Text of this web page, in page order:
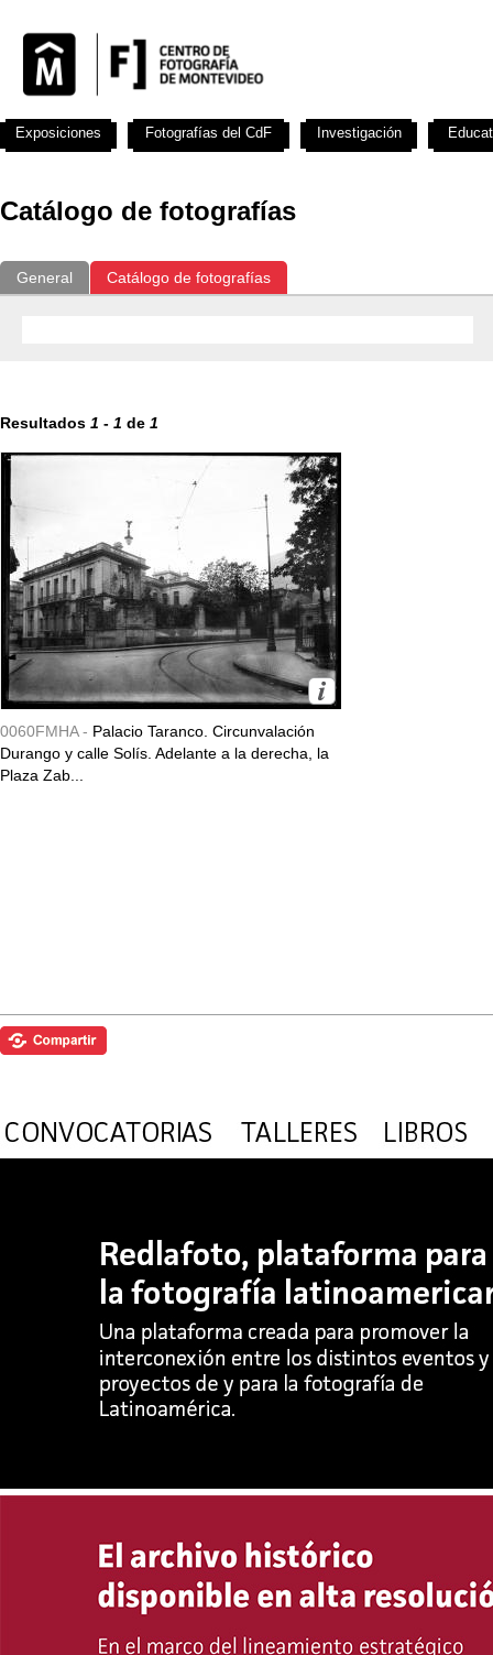
Catálogo de fotografías
General Catálogo de fotografías
Resultados 1 - 1 de 1
0060FMHA - Palacio Taranco. Circunvalación
Durango y calle Solís. Adelante a la derecha, la
Plaza Zab...
Exposiciones Fotografías del CdF Investigación